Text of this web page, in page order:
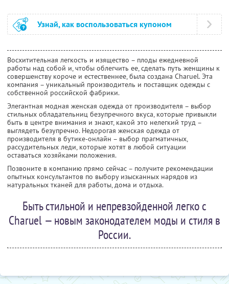
Узнай, как воспользоваться купоном
Восхитительная легкость и изящество – плоды ежедневной
работы над собой и, чтобы облегчить ее, сделать путь женщины к
совершенству короче и естественнее, была создана Charuel. Эта
компания – уникальный производитель и поставщик одежды с
собственной российской фабрики.
Элегантная модная женская одежда от производителя – выбор
стильных обладательниц безупречного вкуса, которые привыкли
быть в центре внимания и знают, какой это нелегкий труд –
выглядеть безупречно. Недорогая женская одежда от
производителя в бутике-онлайн – выбор прагматичных,
рассудительных леди, которые хотят в любой ситуации
оставаться хозяйками положения.
Позвоните в компанию прямо сейчас – получите рекомендации
опытных консультантов по выбору изысканных нарядов из
натуральных тканей для работы, дома и отдыха.
Быть стильной и непревзойденной легко с
Charuel — новым законодателем моды и стиля в
России.